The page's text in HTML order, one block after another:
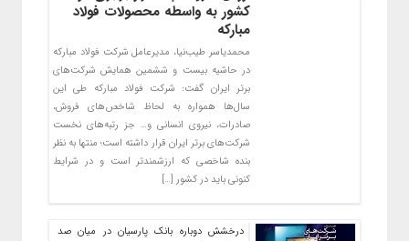
کشور به واسطه محصولات فولاد
مبارکه
محمدیاسر طیب‌نیا، مدیرعامل شرکت فولاد مبارکه
در حاشیه بیست و ششمین همایش شرکت‌های
برتر ایران گفت: شرکت فولاد مبارکه طی این
سال‌ها همواره به لحاظ شاخص‌های فروش،
صادرات، نیروی انسانی و… جز رتبه‌های نخست
شرکت‌های برتر ایران قرار داشته است؛ منتها به نظر
بنده شاخصی که ارزشمندتر است و در شرایط
کنونی باید در کشور […]
درخشش دوباره بانک پارسیان در میان صد